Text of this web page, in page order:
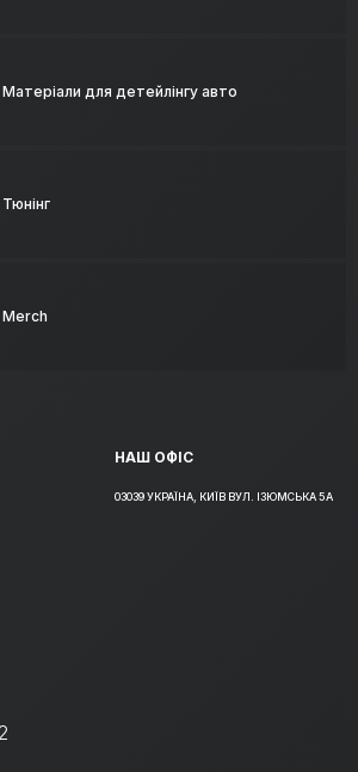
Матеріали для детейлінгу авто
Тюнінг
Merch
НАШ ОФІС
03039 УКРАЇНА, КИЇВ ВУЛ. ІЗЮМСЬКА 5А